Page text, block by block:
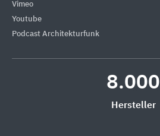
Vimeo
Youtube
Podcast Architekturfunk
8.000
Hersteller